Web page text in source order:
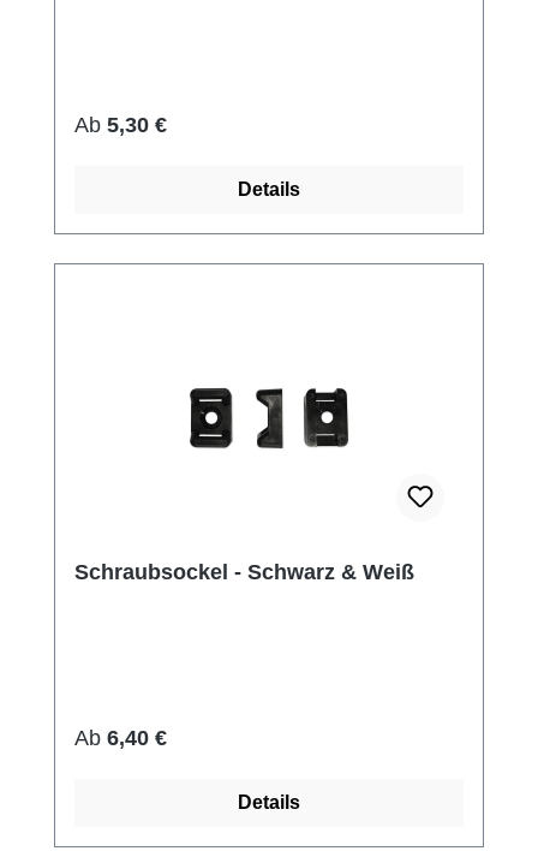
Regulärer Preis:
Ab 5,30 €
Details
Schraubsockel - Schwarz & Weiß
Regulärer Preis:
Ab 6,40 €
Details